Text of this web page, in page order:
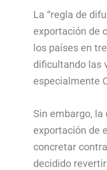
La “regla de
exportación de
los países en
dificultando las
especialmente
Sin embargo,
exportación de
concretar
decidido